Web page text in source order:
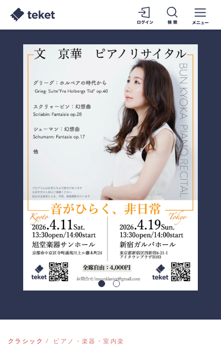
クラシック ピアノ・楽器・室内楽